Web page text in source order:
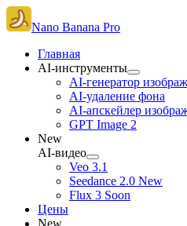
Nano Banana Pro
Главная
AI-инструменты
AI-генератор
AI-удаление фона
AI-апскейлер
GPT Image 2
New
AI-видео
Veo 3.1
Seedance 2.0 New
Flux 3 Soon
Цены
New